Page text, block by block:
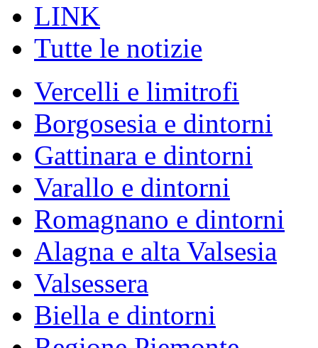
LINK
Tutte le notizie
Vercelli e limitrofi
Borgosesia e dintorni
Gattinara e dintorni
Varallo e dintorni
Romagnano e dintorni
Alagna e alta Valsesia
Valsessera
Biella e dintorni